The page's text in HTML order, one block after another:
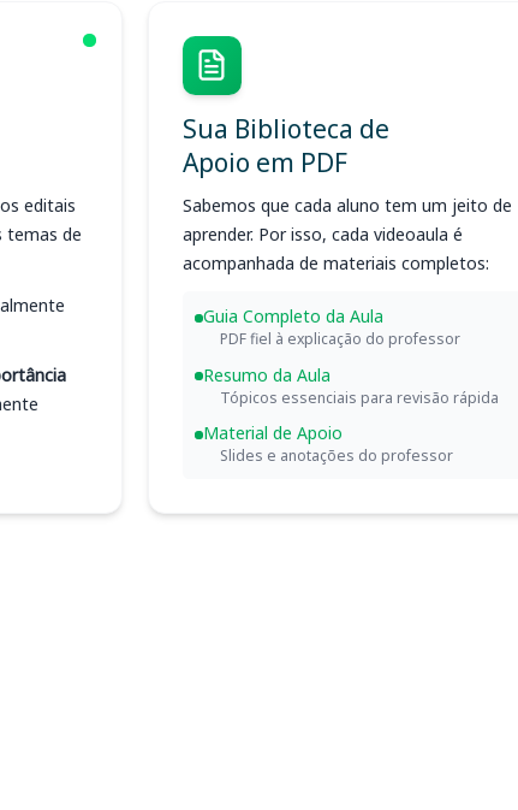
editais
temas de
Sua Biblioteca de
Apoio em PDF
Sabemos que cada aluno tem um jeito de
aprender. Por isso, cada videoaula é
acompanhada de materiais completos:
Guia Completo da Aula
PDF fiel à explicação do professor
Resumo da Aula
Tópicos essenciais para revisão rápida
Material de Apoio
Slides e anotações do professor